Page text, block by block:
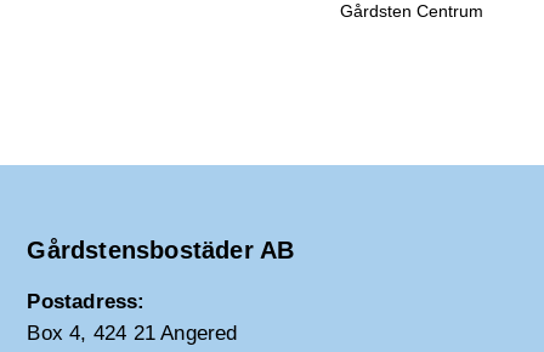
Gårdsten Centrum
Gårdstensbostäder AB
Postadress:
Box 4, 424 21 Angered